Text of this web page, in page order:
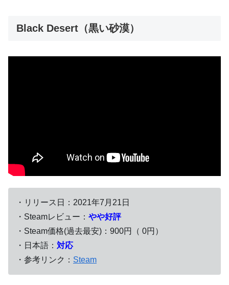
Black Desert（黒い砂漠）
・リリース日：2021年7月21日
・Steamレビュー： やや好評
・Steam価格(過去最安)：900円（ 0円）
・日本語： 対応
・参考リンク： Steam